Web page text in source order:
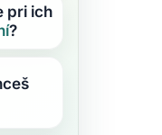
pri ich
?